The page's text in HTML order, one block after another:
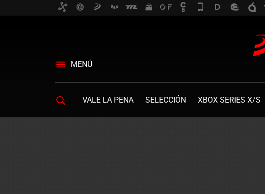
MENÚ
VALE LA PENA SELECCIÓN XBOX SERIES X/S